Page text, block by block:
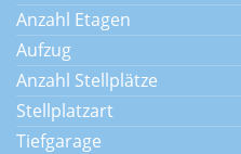
Anzahl Etagen
Aufzug
Anzahl Stellplätze
Stellplatzart
Tiefgarage